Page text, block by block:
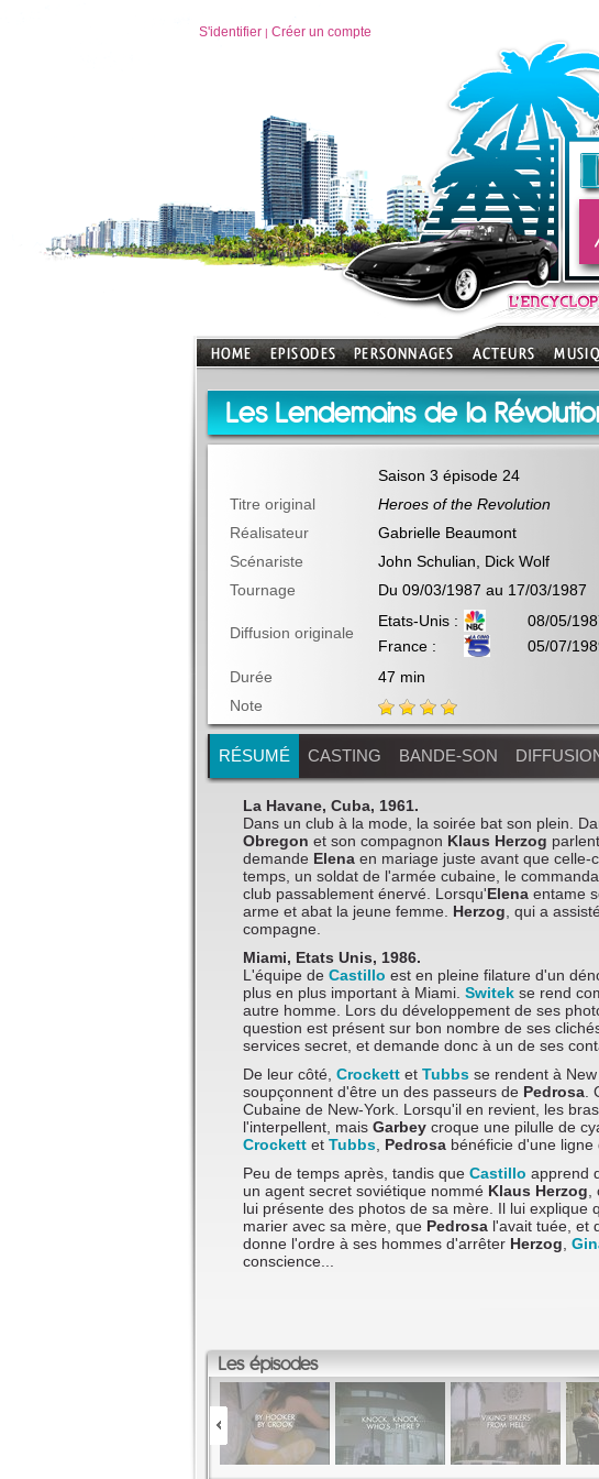
S'identifier | Créer un compte
Les Lendemains de la
Saison 3 épisode 24
Titre original
Heroes of the Revolution
Réalisateur
Gabrielle Beaumont
Scénariste
John Schulian, Dick Wolf
Tournage
Du 09/03/1987 au 17/03/1987
Diffusion originale
Etats-Unis :
08/05/
France :
05/07/
Durée
47 min
Note
RÉSUMÉ CASTING BANDE-SON
La Havane, Cuba, 1961.
Dans un club à la mode, la soirée bat son plein.
Obregon et son compagnon Klaus Herzog
demande Elena en mariage juste avant que celle-
temps, un soldat de l'armée cubaine, le
club passablement énervé. Lorsqu'Elena entame
arme et abat la jeune femme. Herzog , qui a
compagne.
Miami, Etats Unis, 1986.
L'équipe de Castillo est en pleine filature d'un
plus en plus important à Miami. Switek se rend
autre homme. Lors du développement de ses
question est présent sur bon nombre de ses
services secret, et demande donc à un de ses
De leur côté, Crockett et Tubbs se rendent à
soupçonnent d'être un des passeurs de Pedrosa
Cubaine de New-York. Lorsqu'il en revient, les
l'interpellent, mais Garbey croque une pilulle de
Crockett et Tubbs Pedrosa bénéficie d'une ligne
Peu de temps après, tandis que Castillo apprend
un agent secret soviétique nommé Klaus Herzog
lui présente des photos de sa mère. Il lui explique
marier avec sa mère, que Pedrosa l'avait tuée, et
donne l'ordre à ses hommes d'arrêter Herzog
conscience...
Les épisodes